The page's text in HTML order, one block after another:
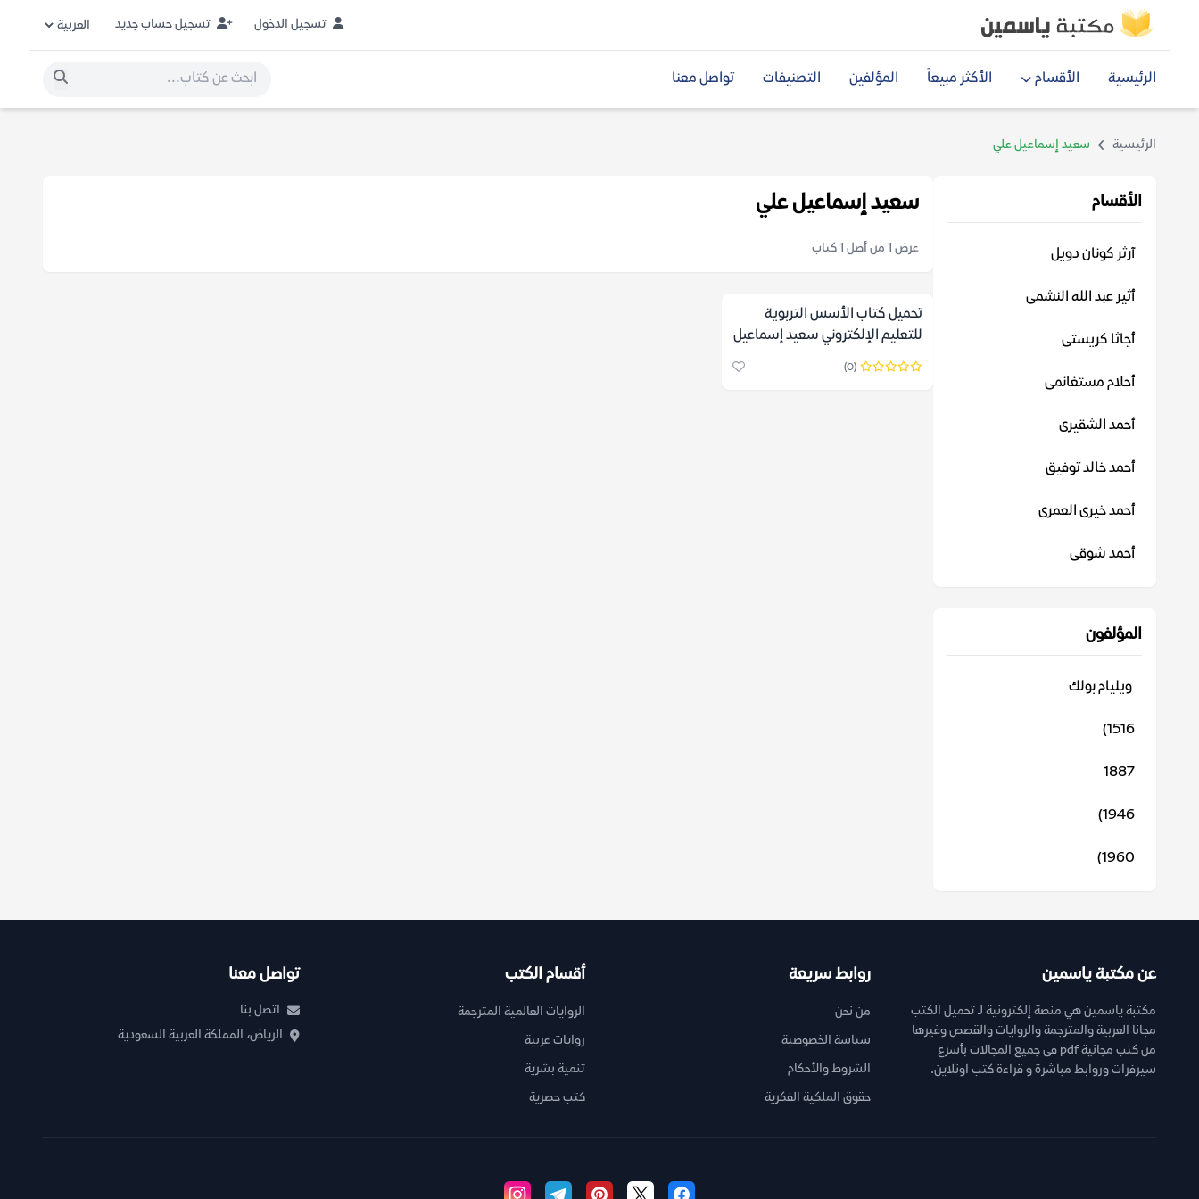
تسجيل الدخول تسجيل حساب جديد
الرئيسية الأقسام الأكثر مبيعاً المؤلفين التصنيفات تواصل معنا
الرئيسية سعيد إسماعيل علي
الأقسام
آرثر كونان دويل
أثير عبد الله النشمى
أجاثا كريستى
أحلام مستغانمى
أحمد الشقيرى
أحمد خالد توفيق
أحمد خيرى العمرى
أحمد شوقى
المؤلفون
‬ ويليام بولك
1516)
1887
1946)
1960)
سعيد إسماعيل علي
عرض 1 من أصل 1 كتاب
تحميل كتاب الأسس التربوية
للتعليم الإلكتروني سعيد إسماعيل
علي pdf
(0)
عن مكتبة ياسمين
مكتبة ياسمين هي منصة إلكترونية لـ تحميل الكتب
مجانا العربية والمترجمة والروايات والقصص وغيرها
من كتب مجانية pdf فى جميع المجالات بأسرع
سيرفرات وروابط مباشرة و قراءة كتب اونلاين.
روابط سريعة
من نحن
سياسة الخصوصية
الشروط والأحكام
حقوق الملكية الفكرية
أقسام الكتب
الروايات العالمية المترجمة
روايات عربية
تنمية بشرية
كتب حصرية
تواصل معنا
اتصل بنا
الرياض، المملكة العربية السعودية